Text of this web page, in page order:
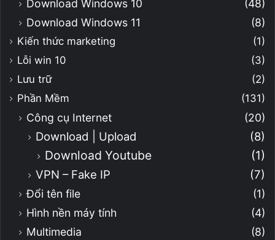
Download Windows 10
(48)
Download Windows 11
(8)
Kiến thức marketing
(1)
Lỗi win 10
(3)
Lưu trữ
(2)
Phần Mềm
(131)
Công cụ Internet (20)
Download | Upload (8)
Download Youtube (1)
VPN – Fake IP (7)
Đổi tên file
(1)
Hình nền máy tính
(4)
Multimedia
(8)